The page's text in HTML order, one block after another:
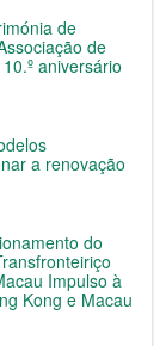
de
de
aniversário
a renovação
do
Impulso à
Kong e Macau